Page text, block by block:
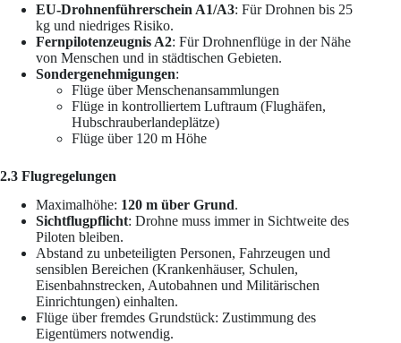
EU-Drohnenführerschein A1/A3: Für Drohnen bis 25
kg und niedriges Risiko.
Fernpilotenzeugnis A2: Für Drohnenflüge in der Nähe
von Menschen und in städtischen Gebieten.
Sondergenehmigungen:
Flüge über Menschenansammlungen
Flüge in kontrolliertem Luftraum (Flughäfen,
Hubschrauberlandeplätze)
Flüge über 120 m Höhe
2.3 Flugregelungen
Maximalhöhe: 120 m über Grund.
Sichtflugpflicht: Drohne muss immer in Sichtweite des
Piloten bleiben.
Abstand zu unbeteiligten Personen, Fahrzeugen und
sensiblen Bereichen (Krankenhäuser, Schulen,
Eisenbahnstrecken, Autobahnen und Militärischen
Einrichtungen) einhalten.
Flüge über fremdes Grundstück: Zustimmung des
Eigentümers notwendig.